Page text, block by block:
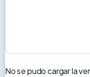
No se pudo cargar la